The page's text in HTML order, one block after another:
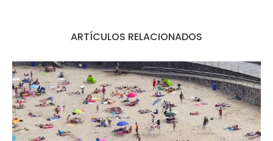
ARTÍCULOS RELACIONADOS